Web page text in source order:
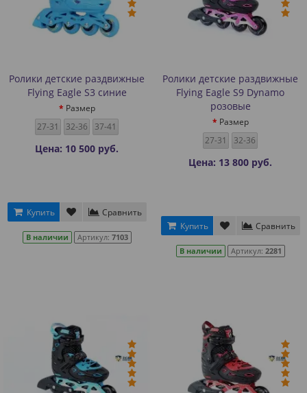
Ролики детские раздвижные
Flying Eagle S3 синие
Размер
27-31
32-36 37-41
Цена: 10 500 руб.
Купить Сравнить
В наличии Артикул: 7103
Ролики детские раздвижные
Flying Eagle S9 Dynamo
розовые
Размер
27-31
32-36
Цена: 13 800 руб.
Купить Сравнить
В наличии Артикул: 2281